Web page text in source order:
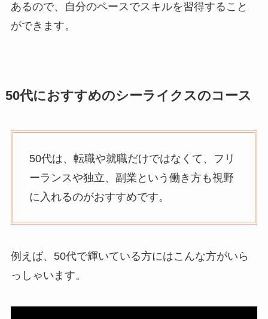
あるので、自分のペースでスキルを習得すること
ができます。
50代におすすめのシーライクスのコース
50代は、転職や就職だけではなくて、フリ
ーランスや独立、副業という働き方も視野
に入れるのがおすすめです。
例えば、50代で輝いている方にはこんな方がいら
っしゃいます。